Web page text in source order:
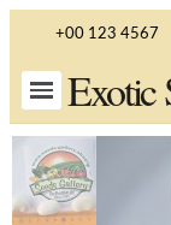
+00 123 4567
Exotic